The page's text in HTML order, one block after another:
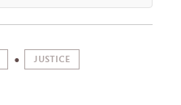
JUSTICE